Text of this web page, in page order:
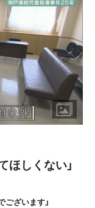
ほしくない」
ざいます」